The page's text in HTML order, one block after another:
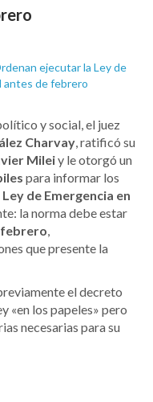
y social, el juez
Charvay , ratificó su
Mileiy le otorgó un
para informar los
Ley de Emergencia en
la norma debe estar
febrero
que presente la
el decreto
«en los papeles» pero
necesarias para su